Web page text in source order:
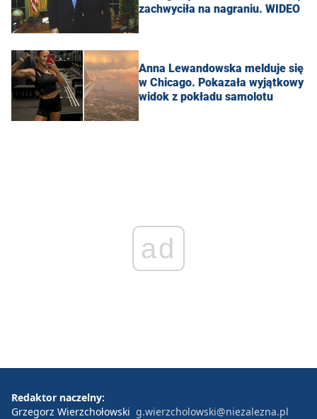
zachwyciła na nagraniu. WIDEO
Anna Lewandowska melduje się
w Chicago. Pokazała wyjątkowy
widok z pokładu samolotu
ad
Redaktor naczelny:
Grzegorz Wierzchołowski g.wierzcholowski@niezalezna.pl